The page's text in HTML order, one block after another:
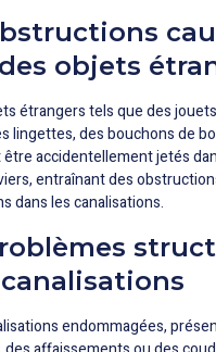
objets
étrangers tels que des
lingettes, des bouchons de
accidentellement jetés
entraînant des
dans les canalisations.
endommagées,